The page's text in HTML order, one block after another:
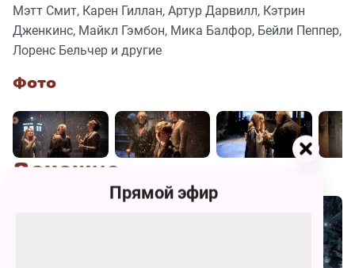
Мэтт Смит, Карен Гиллан, Артур Дарвилл, Кэтрин
Дженкинс, Майкл Гэмбон, Мика Балфор, Бейли Пеппер,
Лоренс Бельчер и другие
Фото
Похожие
Прямой эфир